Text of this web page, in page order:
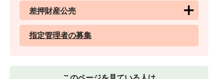
差押財産公売
指定管理者の募集